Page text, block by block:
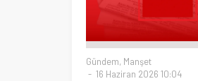
Gündem, Manşet
16 Haziran 2026 10:04